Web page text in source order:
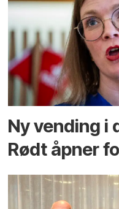
Ny vending
Rødt åpner